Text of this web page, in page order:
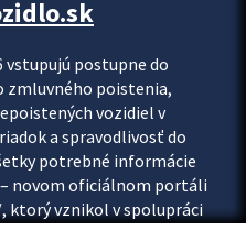
vstupujú postupne do
zmluvného poistenia,
vozidiel v
a spravodlivosť do
potrebné informácie
novom oficiálnom portáli
vznikol v spolupráci